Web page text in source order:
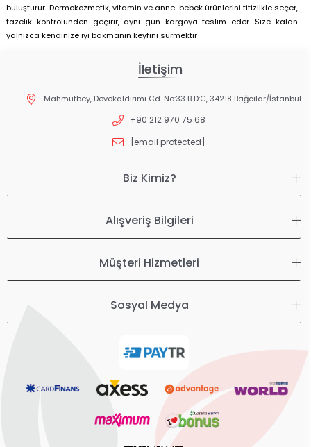
buluşturur. Dermokozmetik, vitamin ve anne-bebek ürünlerini titizlikle seçer,
tazelik kontrolünden geçirir, aynı gün kargoya teslim eder. Size kalan
yalnızca kendinize iyi bakmanın keyfini sürmektir
İletişim
Mahmutbey, Devekaldırımı Cd. No:33 B D:C, 34218 Bağcılar/İstanbul
+90 212 970 75 68
[email protected]
Biz Kimiz?
Alışveriş Bilgileri
Müşteri Hizmetleri
Sosyal Medya